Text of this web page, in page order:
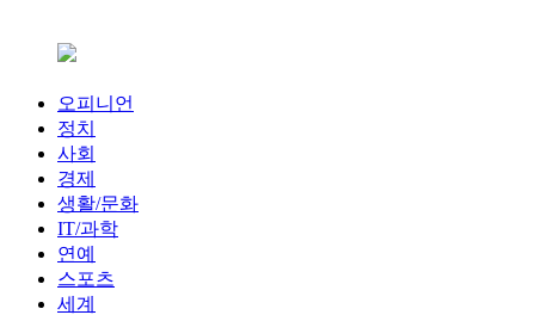
오피니언
정치
사회
경제
생활/문화
IT/과학
연예
스포츠
세계